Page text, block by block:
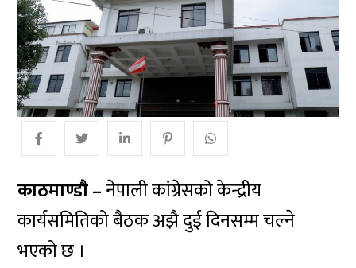
काठमाण्डाै –नेपाली कांग्रेसको केन्द्रीय
कार्यसमितिको बैठक अझै दुई दिनसम्म चल्ने
भएको छ ।